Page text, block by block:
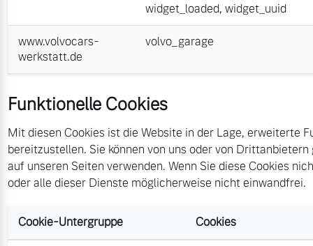
widget_loaded,widget_uuid
www.volvocars-
werkstatt.de
volvo_garage
Funktionelle Cookies
Mit diesen Cookies ist die Website in der Lage, erweiterte
bereitzustellen. Sie können von uns oder von
auf unseren Seiten verwenden. Wenn Sie diese Cookies
oder alle dieser Dienste möglicherweise nicht einwandfrei.
Cookie-Untergruppe Cookies